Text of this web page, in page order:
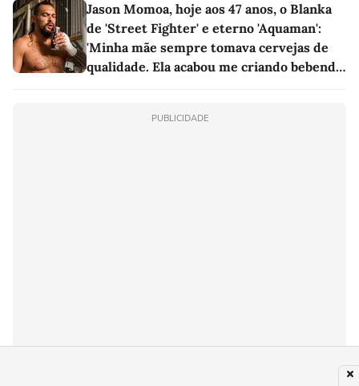
Jason Momoa, hoje aos 47 anos, o Blanka
de 'Street Fighter' e eterno 'Aquaman':
'Minha mãe sempre tomava cervejas de
qualidade. Ela acabou me criando bebendo
PUBLICIDADE